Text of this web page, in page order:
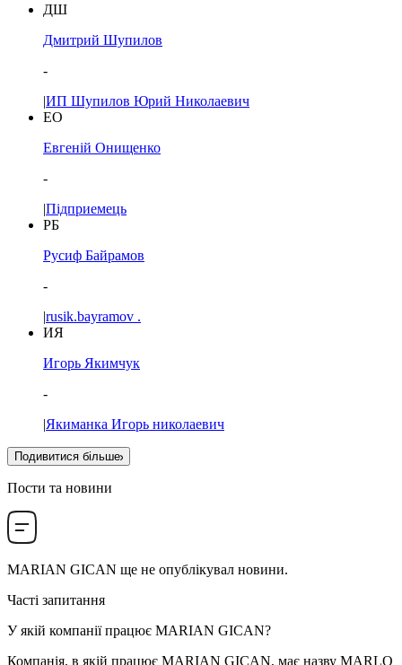
ДШ
Дмитрий Шупилов
-
|ИП Шупилов Юрий Николаевич
ЕО
Евгеній Онищенко
-
|Підприемець
РБ
Русиф Байрамов
-
|rusik.bayramov .
ИЯ
Игорь Якимчук
-
|Якиманка Игорь николаевич
Подивитися більше
Пости та новини
MARIAN GICAN ще не опублікувал новини.
Часті запитання
У якій компанії працює MARIAN GICAN?
Компанія, в якій працює MARIAN GICAN, має назву MARLO